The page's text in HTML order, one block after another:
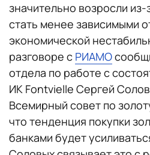
значительно возросли
стать менее зависимыми
экономической
разговоре с РИАМО
отдела по работе с
ИК Fontvielle Сергей
Всемирный совет по
что тенденция покупки
банками будет